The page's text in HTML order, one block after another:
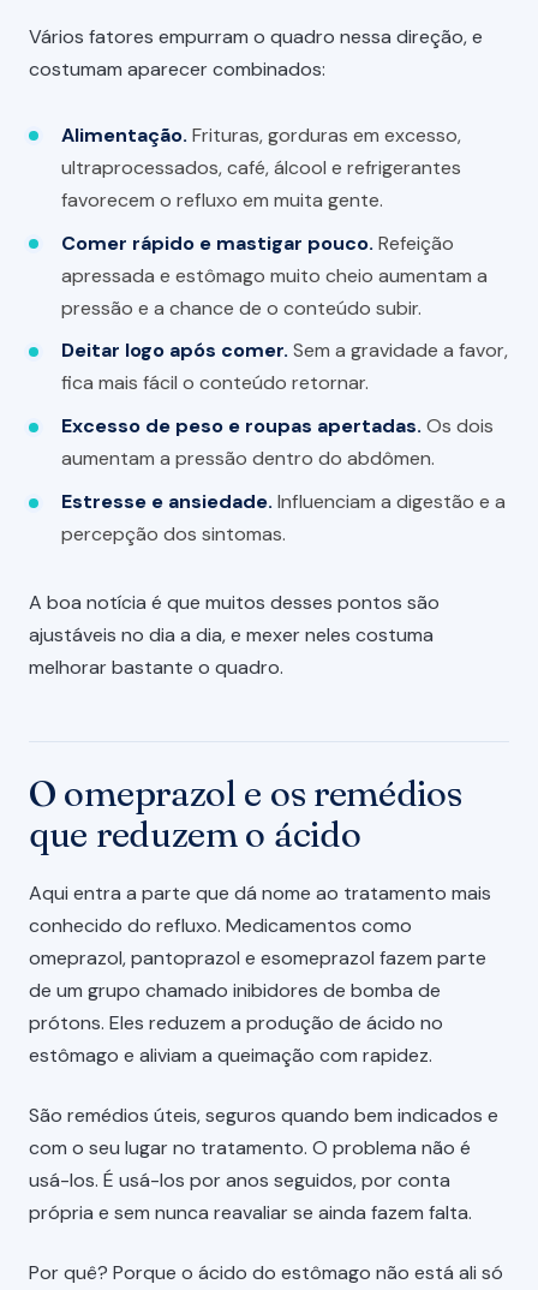
Vários fatores empurram o quadro nessa direção, e
costumam aparecer combinados:
Alimentação. Frituras, gorduras em excesso,
ultraprocessados, café, álcool e refrigerantes
favorecem o refluxo em muita gente.
Comer rápido e mastigar pouco. Refeição
apressada e estômago muito cheio aumentam a
pressão e a chance de o conteúdo subir.
Deitar logo após comer. Sem a gravidade a favor,
fica mais fácil o conteúdo retornar.
Excesso de peso e roupas apertadas. Os dois
aumentam a pressão dentro do abdômen.
Estresse e ansiedade. Influenciam a digestão e a
percepção dos sintomas.
A boa notícia é que muitos desses pontos são
ajustáveis no dia a dia, e mexer neles costuma
melhorar bastante o quadro.
O omeprazol e os remédios
que reduzem o ácido
Aqui entra a parte que dá nome ao tratamento mais
conhecido do refluxo. Medicamentos como
omeprazol, pantoprazol e esomeprazol fazem parte
de um grupo chamado inibidores de bomba de
prótons. Eles reduzem a produção de ácido no
estômago e aliviam a queimação com rapidez.
São remédios úteis, seguros quando bem indicados e
com o seu lugar no tratamento. O problema não é
usá-los. É usá-los por anos seguidos, por conta
própria e sem nunca reavaliar se ainda fazem falta.
Por quê? Porque o ácido do estômago não está ali só